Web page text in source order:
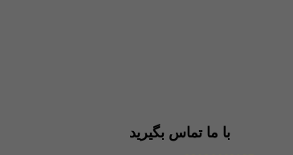
با ما تماس بگیرید